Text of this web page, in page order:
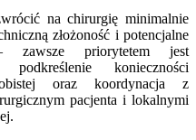
na chirurgię minimalnie
złożoność i potencjalne
zawsze priorytetem jest
podkreślenie konieczności
oraz koordynacja z
pacjenta i lokalnymi